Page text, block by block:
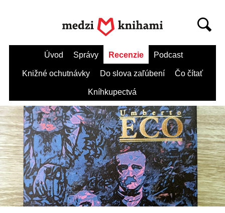
Úvod Správy Recenzie Podcast
Knižné ochutnávky Do slova zaľúbení Čo čítať
Kníhkupectvá